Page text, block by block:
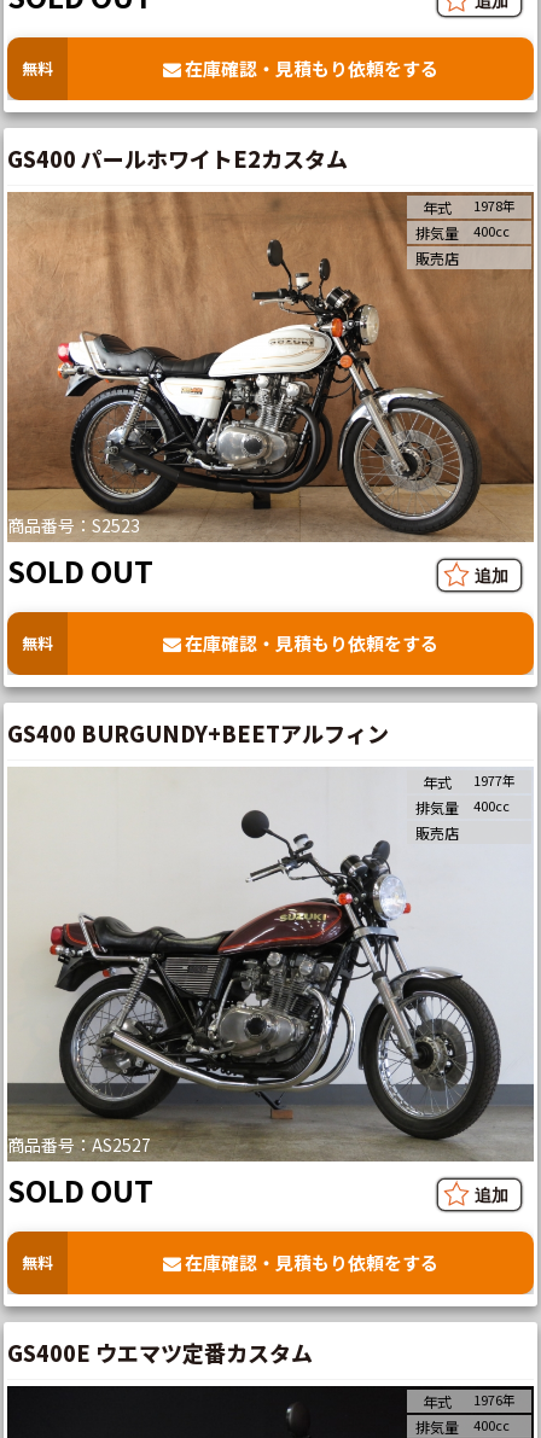
無料 在庫確認・見積もり依頼をする
GS400 パールホワイトE2カスタム
商品番号：S2523
年式 1978年
排気量 400cc
販売店
SOLD OUT
無料 在庫確認・見積もり依頼をする
GS400 BURGUNDY+BEETアルフィン
商品番号：AS2527
年式 1977年
排気量 400cc
販売店
SOLD OUT
無料 在庫確認・見積もり依頼をする
GS400E ウエマツ定番カスタム
年式 1976年
排気量 400cc